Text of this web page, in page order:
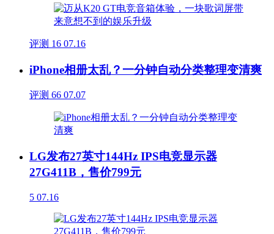
评测 16 07.16
iPhone相册太乱？一分钟自动分类整理变清爽
评测 66 07.07
LG发布27英寸144Hz IPS电竞显示器
27G411B，售价799元
5 07.16